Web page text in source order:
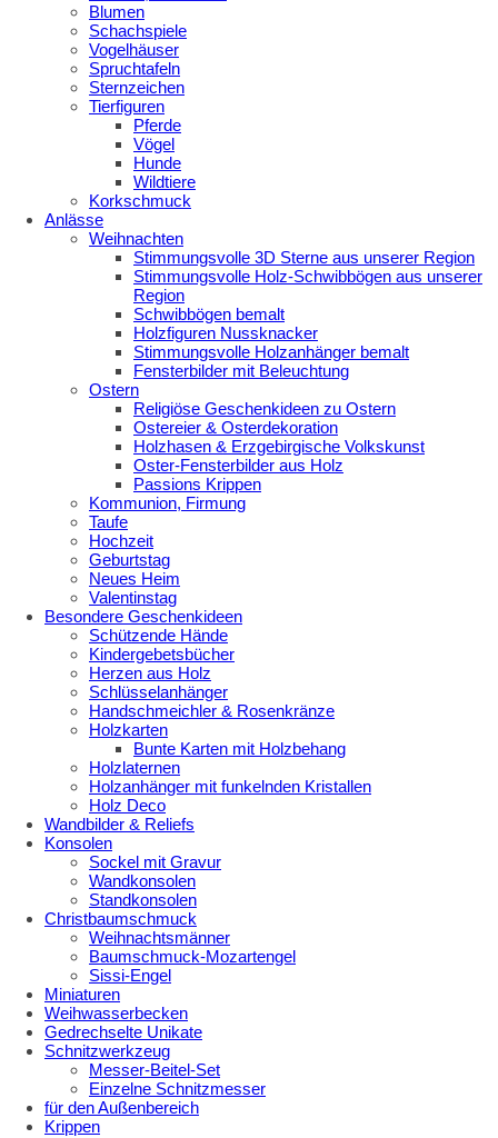
Blumen
Schachspiele
Vogelhäuser
Spruchtafeln
Sternzeichen
Tierfiguren
Pferde
Vögel
Hunde
Wildtiere
Korkschmuck
Anlässe
Weihnachten
Stimmungsvolle 3D Sterne aus unserer Region
Stimmungsvolle Holz-Schwibbögen aus unserer
Region
Schwibbögen bemalt
Holzfiguren Nussknacker
Stimmungsvolle Holzanhänger bemalt
Fensterbilder mit Beleuchtung
Ostern
Religiöse Geschenkideen zu Ostern
Ostereier & Osterdekoration
Holzhasen & Erzgebirgische Volkskunst
Oster-Fensterbilder aus Holz
Passions Krippen
Kommunion, Firmung
Taufe
Hochzeit
Geburtstag
Neues Heim
Valentinstag
Besondere Geschenkideen
Schützende Hände
Kindergebetsbücher
Herzen aus Holz
Schlüsselanhänger
Handschmeichler & Rosenkränze
Holzkarten
Bunte Karten mit Holzbehang
Holzlaternen
Holzanhänger mit funkelnden Kristallen
Holz Deco
Wandbilder & Reliefs
Konsolen
Sockel mit Gravur
Wandkonsolen
Standkonsolen
Christbaumschmuck
Weihnachtsmänner
Baumschmuck-Mozartengel
Sissi-Engel
Miniaturen
Weihwasserbecken
Gedrechselte Unikate
Schnitzwerkzeug
Messer-Beitel-Set
Einzelne Schnitzmesser
für den Außenbereich
Krippen